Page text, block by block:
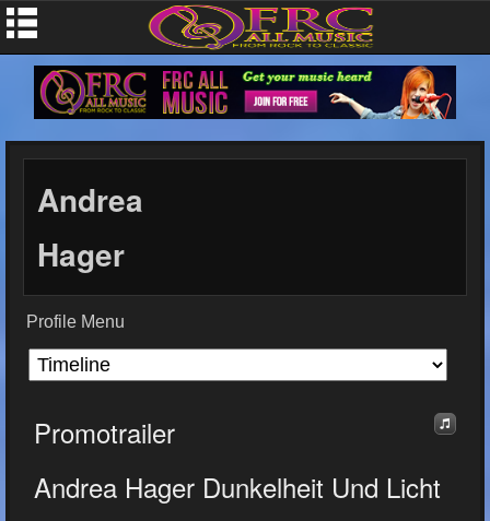
Andrea
Hager
Profile Menu
Promotrailer
Andrea Hager Dunkelheit Und Licht